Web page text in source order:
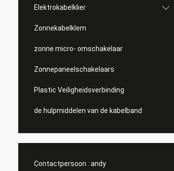
Elektrokabelklier
Zonnekabelklem
zonne micro- omschakelaar
Zonnepaneelschakelaars
Plastic Veiligheidsverbinding
de hulpmiddelen van de kabelband
Contactpersoon : andy